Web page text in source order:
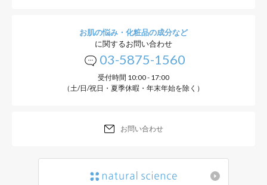
お肌の悩み・化粧品の成分など
に関するお問い合わせ
03-5875-1560
受付時間 10:00 - 17:00
（土/日/祝日・夏季休暇・年末年始を除く）
お問い合わせ